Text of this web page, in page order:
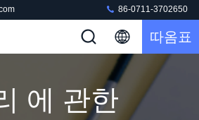
86-0711-3702650
따옴표
에 관한